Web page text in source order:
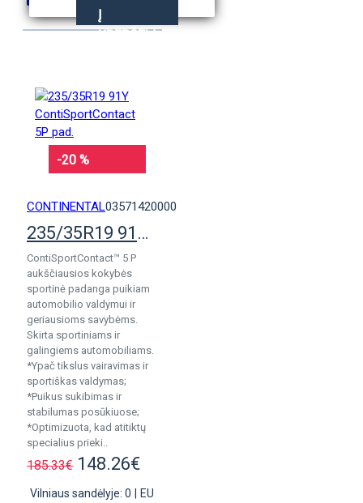
Į
KREPŠELĮ
-20 %
CONTINENTAL03571420000
235/35R19 91Y ContiSportContact 5P pad.
ContiSportContact™ 5 P
aukščiausios kokybės
sportinė padanga puikiam
automobilio valdymui ir
geriausioms savybėms.
Skirta sportiniams ir
galingiems automobiliams.
*Ypač tikslus vairavimas ir
sportiškas valdymas;
*Puikus sukibimas ir
stabilumas posūkiuose;
*Optimizuota, kad atitiktų
specialius prieki..
185.33€ 148.26€
Vilniaus sandėlyje: 0
EU